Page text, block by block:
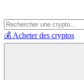
💰 Acheter des cryptos